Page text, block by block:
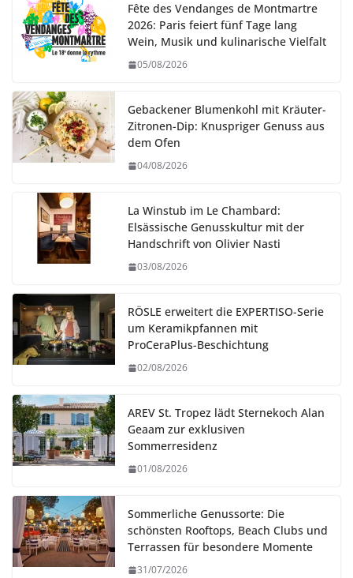
Fête des Vendanges de Montmartre
2026: Paris feiert fünf Tage lang
Wein, Musik und kulinarische Vielfalt
05/08/2026
Gebackener Blumenkohl mit Kräuter-
Zitronen-Dip: Knuspriger Genuss aus
dem Ofen
04/08/2026
La Winstub im Le Chambard:
Elsässische Genusskultur mit der
Handschrift von Olivier Nasti
03/08/2026
RÖSLE erweitert die EXPERTISO-Serie
um Keramikpfannen mit
ProCeraPlus-Beschichtung
02/08/2026
AREV St. Tropez lädt Sternekoch Alan
Geaam zur exklusiven
Sommerresidenz
01/08/2026
Sommerliche Genussorte: Die
schönsten Rooftops, Beach Clubs und
Terrassen für besondere Momente
31/07/2026